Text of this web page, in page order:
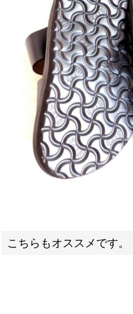
こちらもオススメです。